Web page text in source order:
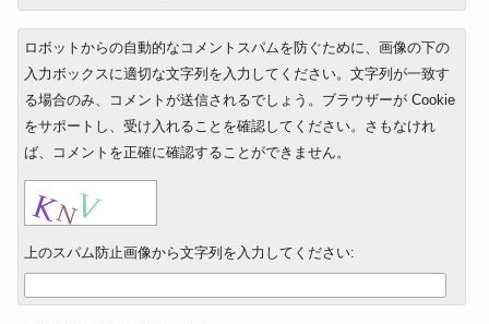
ロボットからの自動的なコメントスパムを防ぐために、画像の下の
入力ボックスに適切な文字列を入力してください。文字列が一致す
る場合のみ、コメントが送信されるでしょう。ブラウザーが Cookie
をサポートし、受け入れることを確認してください。さもなけれ
ば、コメントを正確に確認することができません。
上のスパム防止画像から文字列を入力してください: